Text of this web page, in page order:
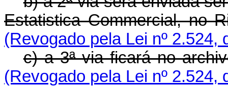
Estatistica Commercial, no
(Revogado pela Lei nº 2.524,
c) a 3ª via ficará no
(Revogado pela Lei nº 2.524,